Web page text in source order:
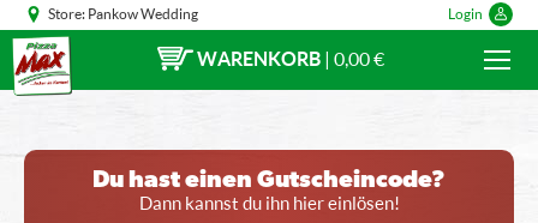
Store: Pankow Wedding Login
WARENKORB | 0,00 €
Du hast einen Gutscheincode?
Dann kannst du ihn hier einlösen!